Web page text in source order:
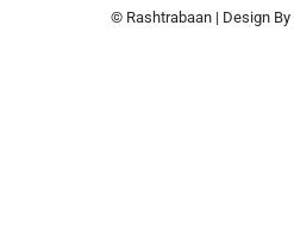
© Rashtrabaan | Design By